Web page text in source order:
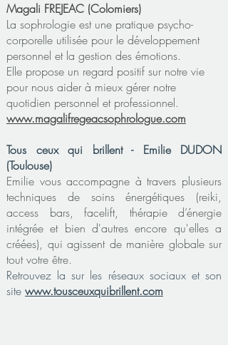
​Magali FREJEAC (Colomiers)
La sophrologie est une pratique psycho-
corporelle utilisée pour le développement
personnel et la gestion des émotions.
Elle propose un regard positif sur notre vie
pour nous aider à mieux gérer notre
quotidien personnel et professionnel.
www.magalifregeacsophrologue.com
Tous ceux qui brillent - Emilie DUDON
(Toulouse)
Emilie vous accompagne à travers plusieurs
techniques de soins énergétiques (reiki,
access bars, facelift, thérapie d’énergie
intégrée et bien d'autres encore qu'elles a
créées), qui agissent de manière globale sur
tout votre être.
Retrouvez la sur les réseaux sociaux et son
site www.tousceuxquibrillent.com